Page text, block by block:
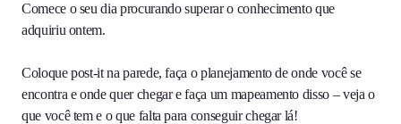
Comece o seu dia procurando superar o conhecimento que
adquiriu ontem.
Coloque post-it na parede, faça o planejamento de onde você se
encontra e onde quer chegar e faça um mapeamento disso – veja o
que você tem e o que falta para conseguir chegar lá!